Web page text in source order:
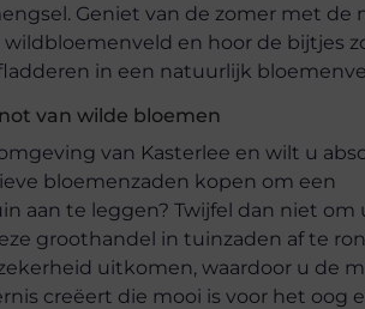
Geniet van de zomer met de
en hoor de bijtjes
in een natuurlijk
van wilde bloemen
van Kasterlee en wilt u
bloemenzaden kopen om een
aan te leggen? Twijfel dan niet om
groothandel in tuinzaden af te
uitkomen, waardoor u de
creëert die mooi is voor het oog